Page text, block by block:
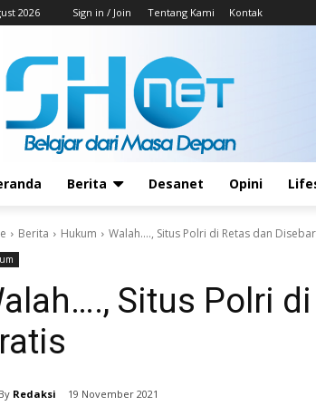
2026 Sign in / Join Tentang Kami Kontak
Berita Desanet Opini
Berita Hukum Walah...., Situs Polri di Retas dan
Situs Polri
By Redaksi 19 November 2021